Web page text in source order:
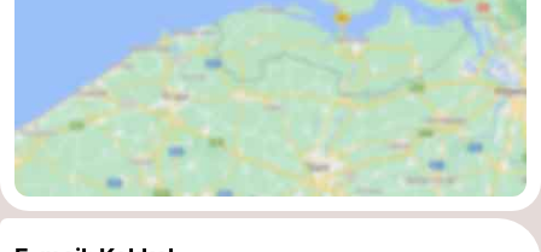
phoques
manger
Événements
Pratiques
Forum